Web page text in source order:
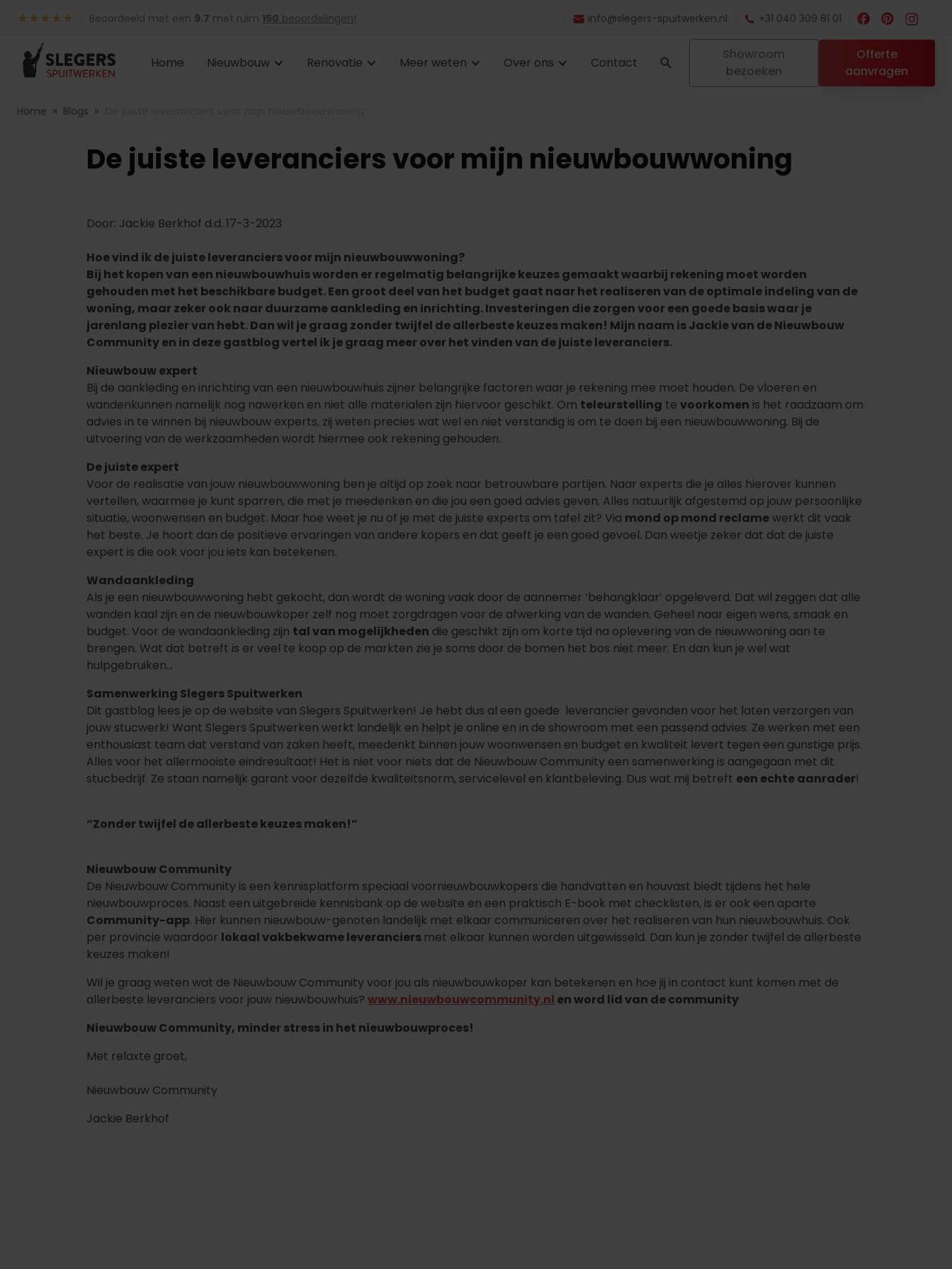
Beoordeeld met een 9.7 met ruim 150 beoordelingen! info@slegers-spuitwerken.nl +31 040 309 81 01
Home Nieuwbouw Renovatie Meer weten Over ons Contact
Showroom
bezoeken
Offerte
aanvragen
Home » Blogs »
De juiste leveranciers voor mijn nieuwbouwwoning
Door: Jackie Berkhof d.d. 17-3-2023
Hoe vind ik de juiste leveranciers voor mijn nieuwbouwwoning?
Bij het kopen van een nieuwbouwhuis worden er regelmatig belangrijke keuzes gemaakt waarbij rekening moet worden
gehouden met het beschikbare budget. Een groot deel van het budget gaat naar het realiseren van de optimale indeling van de
woning, maar zeker ook naar duurzame aankleding en inrichting. Investeringen die zorgen voor een goede basis waar je
jarenlang plezier van hebt. Dan wil je graag zonder twijfel de allerbeste keuzes maken! Mijn naam is Jackie van de Nieuwbouw
Community en in deze gastblog vertel ik je graag meer over het vinden van de juiste leveranciers.
Nieuwbouw expert
Bij de aankleding en inrichting van een nieuwbouwhuis zijner belangrijke factoren waar je rekening mee moet houden. De vloeren en
wandenkunnen namelijk nog nawerken en niet alle materialen zijn hiervoor geschikt. Om teleurstelling te voorkomen is het raadzaam om
advies in te winnen bij nieuwbouw experts, zij weten precies wat wel en niet verstandig is om te doen bij een nieuwbouwwoning. Bij de
uitvoering van de werkzaamheden wordt hiermee ook rekening gehouden.
De juiste expert
Voor de realisatie van jouw nieuwbouwwoning ben je altijd op zoek naar betrouwbare partijen. Naar experts die je alles hierover kunnen
vertellen, waarmee je kunt sparren, die met je meedenken en die jou een goed advies geven. Alles natuurlijk afgestemd op jouw persoonlijke
situatie, woonwensen en budget. Maar hoe weet je nu of je met de juiste experts om tafel zit? Via mond op mond reclamewerkt dit vaak
het beste. Je hoort dan de positieve ervaringen van andere kopers en dat geeft je een goed gevoel. Dan weetje zeker dat dat de juiste
expert is die ook voor jou iets kan betekenen.
Wandaankleding
Als je een nieuwbouwwoning hebt gekocht, dan wordt de woning vaak door de aannemer ‘behangklaar’ opgeleverd. Dat wil zeggen dat alle
wanden kaal zijn en de nieuwbouwkoper zelf nog moet zorgdragen voor de afwerking van de wanden. Geheel naar eigen wens, smaak en
budget. Voor de wandaankleding zijn tal van mogelijkheden die geschikt zijn om korte tijd na oplevering van de nieuwwoning aan te
brengen. Wat dat betreft is er veel te koop op de markten zie je soms door de bomen het bos niet meer. En dan kun je wel wat
hulpgebruiken…
Samenwerking Slegers Spuitwerken
Dit gastblog lees je op de website van Slegers Spuitwerken! Je hebt dus al een goede leverancier gevonden voor het laten verzorgen van
jouw stucwerk! Want Slegers Spuitwerken werkt landelijk en helpt je online en in de showroom met een passend advies. Ze werken met een
enthousiast team dat verstand van zaken heeft, meedenkt binnen jouw woonwensen en budget en kwaliteit levert tegen een gunstige prijs.
Alles voor het allermooiste eindresultaat! Het is niet voor niets dat de Nieuwbouw Community een samenwerking is aangegaan met dit
stucbedrijf. Ze staan namelijk garant voor dezelfde kwaliteitsnorm, servicelevel en klantbeleving. Dus wat mij betreft een echte aanrader!
“Zonder twijfel de allerbeste keuzes maken!”
Nieuwbouw Community
De Nieuwbouw Community is een kennisplatform speciaal voornieuwbouwkopers die handvatten en houvast biedt tijdens het hele
nieuwbouwproces. Naast een uitgebreide kennisbank op de website en een praktisch E-book met checklisten, is er ook een aparte
Community-app. Hier kunnen nieuwbouw-genoten landelijk met elkaar communiceren over het realiseren van hun nieuwbouwhuis. Ook
per provincie waardoor lokaal vakbekwame leveranciers met elkaar kunnen worden uitgewisseld. Dan kun je zonder twijfel de allerbeste
keuzes maken!
Wil je graag weten wat de Nieuwbouw Community voor jou als nieuwbouwkoper kan betekenen en hoe jij in contact kunt komen met de
allerbeste leveranciers voor jouw nieuwbouwhuis? www.nieuwbouwcommunity.nl en word lid van de community
Nieuwbouw Community, minder stress in het nieuwbouwproces!
Met relaxte groet,
Nieuwbouw Community
Jackie Berkhof